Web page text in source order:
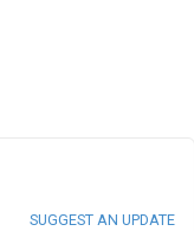
SUGGEST AN UPDATE